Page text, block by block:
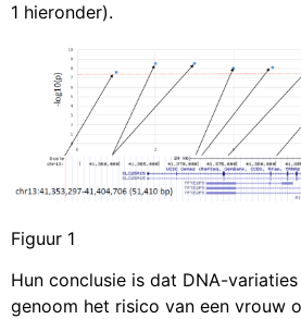
1 hieronder).
Figuur 1
Hun conclusie is dat DNA-
genoom het risico van een vrouw